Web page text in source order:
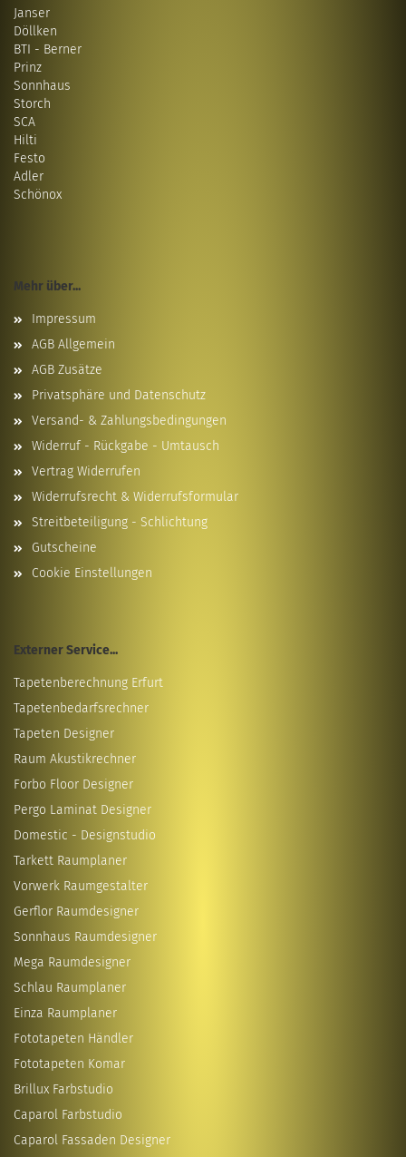
Janser
Döllken
BTI - Berner
Prinz
Sonnhaus
Storch
SCA
Hilti
Festo
Adler
Schönox
Mehr über...
Impressum
AGB Allgemein
AGB Zusätze
Privatsphäre und Datenschutz
Versand- & Zahlungsbedingungen
Widerruf - Rückgabe - Umtausch
Vertrag Widerrufen
Widerrufsrecht & Widerrufsformular
Streitbeteiligung - Schlichtung
Gutscheine
Cookie Einstellungen
Externer Service...
Tapetenberechnung Erfurt
Tapetenbedarfsrechner
Tapeten Designer
Raum Akustikrechner
Forbo Floor Designer
Pergo Laminat Designer
Domestic - Designstudio
Tarkett Raumplaner
Vorwerk Raumgestalter
Gerflor Raumdesigner
Sonnhaus Raumdesigner
Mega Raumdesigner
Schlau Raumplaner
Einza Raumplaner
Fototapeten Händler
Fototapeten Komar
Brillux Farbstudio
Caparol Farbstudio
Caparol Fassaden Designer